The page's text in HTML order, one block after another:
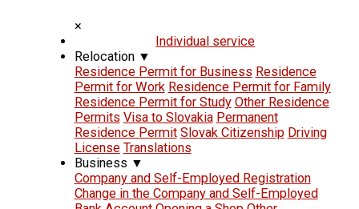
×
Individual service
Relocation ▼
Residence Permit for Business Residence
Permit for Work Residence Permit for Family
Residence Permit for Study Other Residence
Permits Visa to Slovakia Permanent
Residence Permit Slovak Citizenship Driving
License Translations
Business ▼
Company and Self-Employed Registration
Change in the Company and Self-Employed